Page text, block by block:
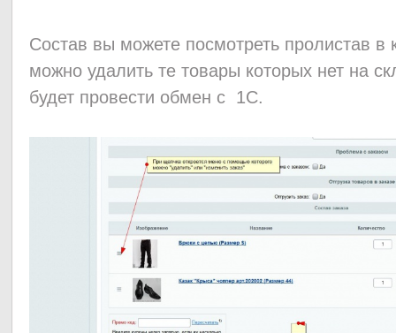
Состав вы можете посмотреть пролистав
можно удалить те товары которых нет на
будет провести обмен с 1С.